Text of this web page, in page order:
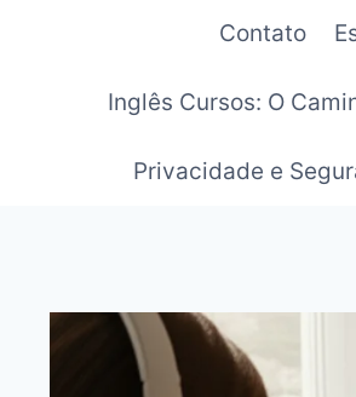
Contato
Inglês Cursos: O
Privacidade e